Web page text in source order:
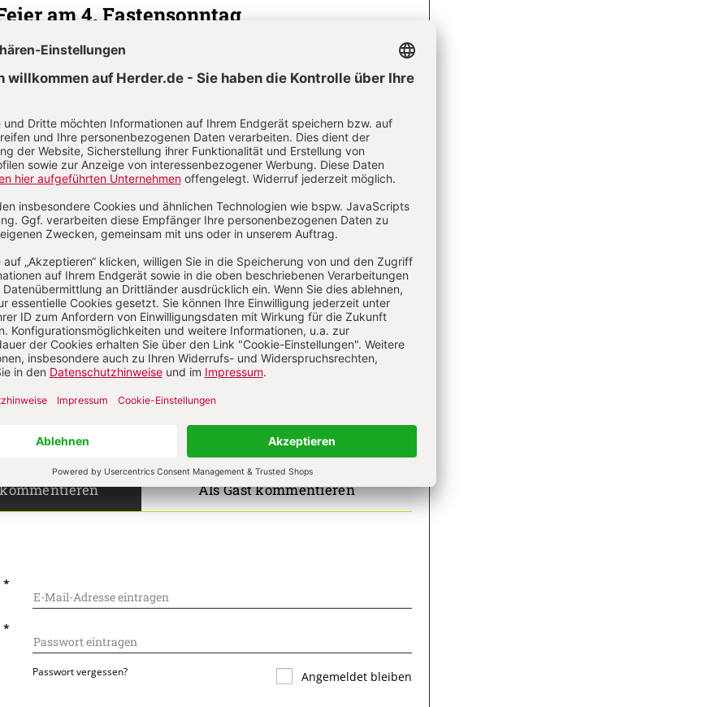
am 4. Fastensonntag
2/2024: 2. Sonntag im Jahreskreis bis 5. Fastensonntag S. 111 Gestaltungselement
- Für Erwachsene
2/2024: 2. Sonntag im Jahreskreis bis 5. Fastensonntag S. 111-112
und Rettung - Meditation - Für
Kommentieren
Ihren Kommentar
Als Gast kommentieren
*
*
Passwort vergessen? Angemeldet bleiben